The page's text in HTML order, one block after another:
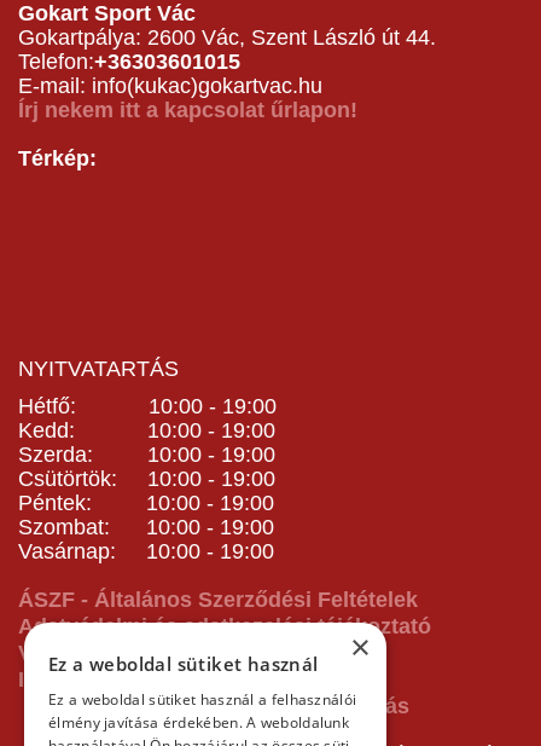
Gokart Sport Vác
Gokartpálya: 2600 Vác, Szent László út 44.
Telefon:+36303601015
E-mail: info(kukac)gokartvac.hu
Írj nekem itt a kapcsolat űrlapon!
Térkép:
NYITVATARTÁS
Hétfő: 10:00 - 19:00
Kedd: 10:00 - 19:00
Szerda: 10:00 - 19:00
Csütörtök: 10:00 - 19:00
Péntek: 10:00 - 19:00
Szombat: 10:00 - 19:00
Vasárnap: 10:00 - 19:00
ÁSZF - Általános Szerződési Feltételek
Adatvédelmi és adatkezelési tájékoztató
Vásárlás előtti tájékoztató
Impresszum
×
Ez a weboldal sütiket használ
Ez a weboldal sütiket használ a felhasználói
élmény javítása érdekében. A weboldalunk